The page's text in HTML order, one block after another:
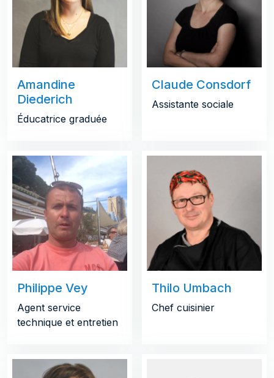
Amandine
Diederich
Éducatrice graduée
Claude Consdorf
Assistante sociale
Philippe Vey
Agent service
technique et entretien
Thilo Umbach
Chef сuisinier